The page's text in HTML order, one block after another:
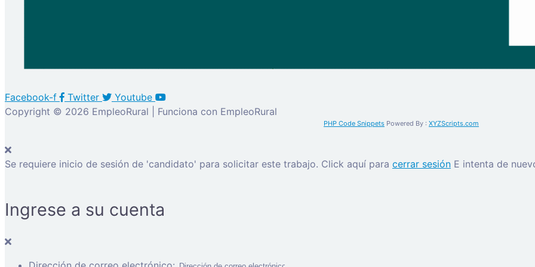
Facebook-f Twitter
Youtube
Copyright © 2026 EmpleoRural | Funciona con EmpleoRural
PHP Code Snippets Powered By : XYZScripts.com
Se requiere inicio de sesión de 'candidato' para solicitar este trabajo. Click aquí para cerrar sesión E intenta de
Ingrese a su cuenta